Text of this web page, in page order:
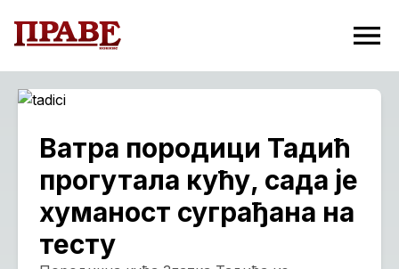
Ватра породици Тадић
прогутала кућу, сада је
хуманост суграђана на
тесту